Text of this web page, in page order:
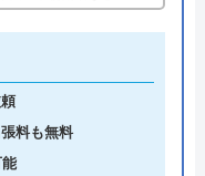
っかりと教育や研
対応してくれるの
料も無料